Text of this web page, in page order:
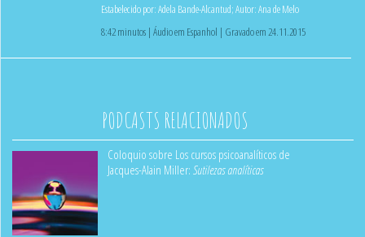
Estabelecido por:Adela Bande-Alcantud;Autor:Ana de Melo
8:42 minutos | Áudio em Espanhol | Gravado em 24.11.2015
PODCASTS RELACIONADOS
Coloquio sobre Los cursos psicoanalíticos de
Jacques-Alain Miller: Sutilezas analíticas